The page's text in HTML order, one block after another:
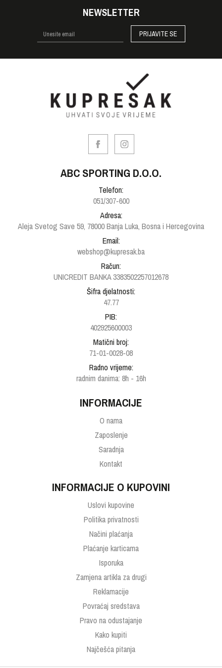
NEWSLETTER
PRIJAVITE SE
ABC SPORTING D.O.O.
Telefon:
051/307-600
Adresa:
Aleja Svetog Save 59, 78000 Banja Luka, Bosna i Hercegovina
Email:
webshop@kupresak.ba
Račun:
UNICREDIT BANKA 3383502257012678
Šifra djelatnosti:
47.77
PIB:
402925600003
Matični broj:
71-01-0028-08
Radno vrijeme:
radnim danima: 8h - 16h
INFORMACIJE
O nama
Zaposlenje
Saradnja
Kontakt
INFORMACIJE O KUPOVINI
Uslovi kupovine
Politika privatnosti
Načini plaćanja
Plaćanje karticama
Isporuka
Zamjena artikla za drugi
Reklamacije
Povraćaj sredstava
Pravo na odustajanje
Kako kupiti
Najčešća pitanja